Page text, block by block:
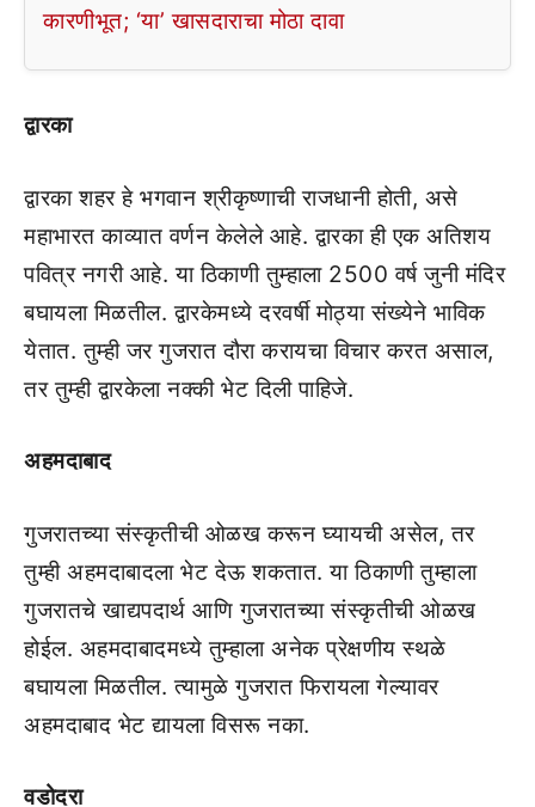
कारणीभूत; ‘या’ खासदाराचा मोठा दावा
द्वारका
द्वारका शहर हे भगवान श्रीकृष्णाची राजधानी होती, असे
महाभारत काव्यात वर्णन केलेले आहे. द्वारका ही एक अतिशय
पवित्र नगरी आहे. या ठिकाणी तुम्हाला 2500 वर्ष जुनी मंदिर
बघायला मिळतील. द्वारकेमध्ये दरवर्षी मोठ्या संख्येने भाविक
येतात. तुम्ही जर गुजरात दौरा करायचा विचार करत असाल,
तर तुम्ही द्वारकेला नक्की भेट दिली पाहिजे.
अहमदाबाद
गुजरातच्या संस्कृतीची ओळख करून घ्यायची असेल, तर
तुम्ही अहमदाबादला भेट देऊ शकतात. या ठिकाणी तुम्हाला
गुजरातचे खाद्यपदार्थ आणि गुजरातच्या संस्कृतीची ओळख
होईल. अहमदाबादमध्ये तुम्हाला अनेक प्रेक्षणीय स्थळे
बघायला मिळतील. त्यामुळे गुजरात फिरायला गेल्यावर
अहमदाबाद भेट द्यायला विसरू नका.
वडोदरा